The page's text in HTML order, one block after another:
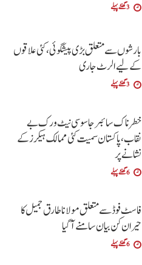
3 گھنٹے پہلے
بارشوں سے متعلق بڑی پیشگوئی، کئی علاقوں
کے لیے الرٹ جاری
3 گھنٹے پہلے
خطرناک سائبر جاسوسی نیٹ ورک بے
نقاب، پاکستان سمیت کئی ممالک ہیکرز کے
نشانے پر
6 گھنٹے پہلے
فاسٹ فوڈ سے متعلق مولانا طارق جمیل کا
حیران کن بیان سامنے آگیا
6 گھنٹے پہلے